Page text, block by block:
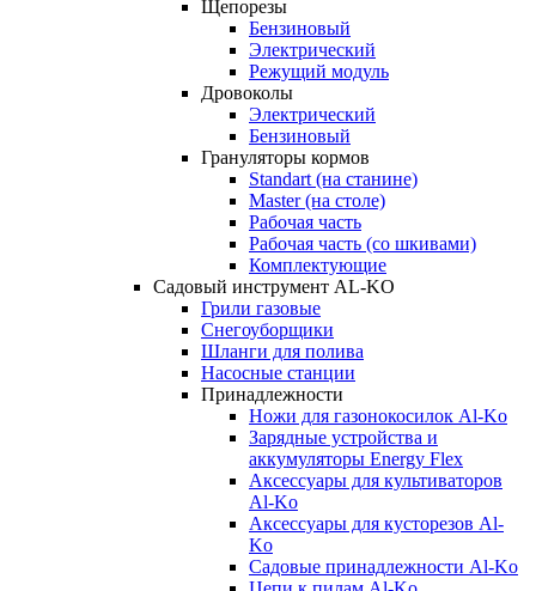
Щепорезы
Бензиновый
Электрический
Режущий модуль
Дровоколы
Электрический
Бензиновый
Грануляторы кормов
Standart (на станине)
Master (на столе)
Рабочая часть
Рабочая часть (со шкивами)
Комплектующие
Садовый инструмент AL-KO
Грили газовые
Снегоуборщики
Шланги для полива
Насосные станции
Принадлежности
Ножи для газонокосилок Al-Ko
Зарядные устройства и
аккумуляторы Energy Flex
Аксессуары для культиваторов
Al-Ko
Аксессуары для кусторезов Al-
Ko
Садовые принадлежности Al-Ko